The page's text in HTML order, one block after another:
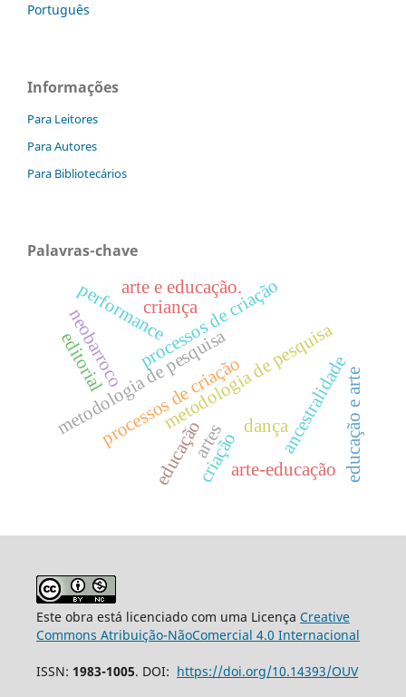
Português
Informações
Para Leitores
Para Autores
Para Bibliotecários
Palavras-chave
metodologia de pesquisa
metodologia de pesquisa
processos de criação
artes dança
performance
ancestralidade
neobarroco
editorialprocessos de criação
educação educação e arte
criação
criança
arte-educação
arte e educação.
Este obra está licenciado com uma Licença Creative
Commons Atribuição-NãoComercial 4.0 Internacional
ISSN: 1983-1005. DOI: https://doi.org/10.14393/OUV